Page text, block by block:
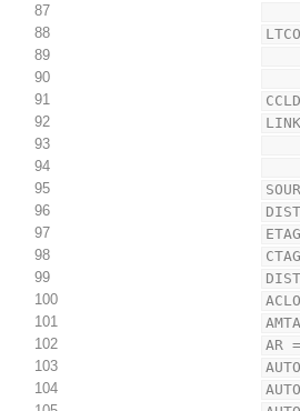
87
88
89
90
91
92
93
94
95
96
97
98
99
100
101
102
AR =
103
104